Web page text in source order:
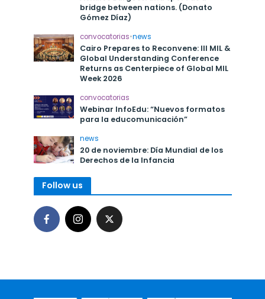
bridge between nations. (Donato
Gómez Díaz)
convocatorias•news
Cairo Prepares to Reconvene: III MIL &
Global Understanding Conference
Returns as Centerpiece of Global MIL
Week 2026
convocatorias
Webinar InfoEdu: “Nuevos formatos
para la educomunicación”
news
20 de noviembre: Día Mundial de los
Derechos de la Infancia
Follow us